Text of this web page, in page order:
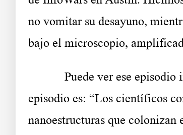
no vomitar su desayuno,
bajo el microscopio,
Puede ver ese episodio
episodio es: “Los científicos
nanoestructuras que colonizan